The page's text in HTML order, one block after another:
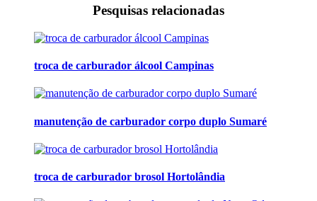
Pesquisas relacionadas
troca de carburador álcool Campinas
manutenção de carburador corpo duplo Sumaré
troca de carburador brosol Hortolândia